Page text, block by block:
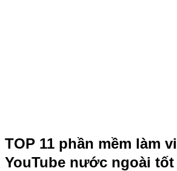
TOP 11 phần mềm làm
YouTube nước ngoài tốt